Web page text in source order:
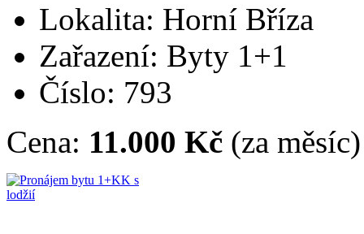
Lokalita: Horní Bříza
Zařazení: Byty 1+1
Číslo: 793
Cena: 11.000 Kč (za měsíc)